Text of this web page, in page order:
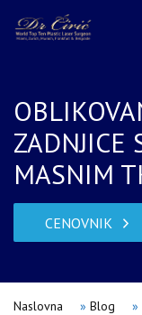
ZADNJICE
MASNIM
CENOVNIK
Naslovna » Blog »